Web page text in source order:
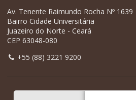
Av. Tenente Raimundo Rocha Nº 1639
Bairro Cidade Universitária
Juazeiro do Norte - Ceará
CEP 63048-080
+55 (88) 3221 9200